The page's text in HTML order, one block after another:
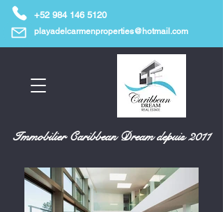
+52 984 146 5120
playadelcarmenproperties@hotmail.com
Immobilier Caribbean Dream depuis 2011